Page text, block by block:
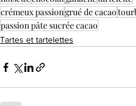
crémeux passiongrué de cacao
passion pâte sucrée cacao
Tartes et tartelettes